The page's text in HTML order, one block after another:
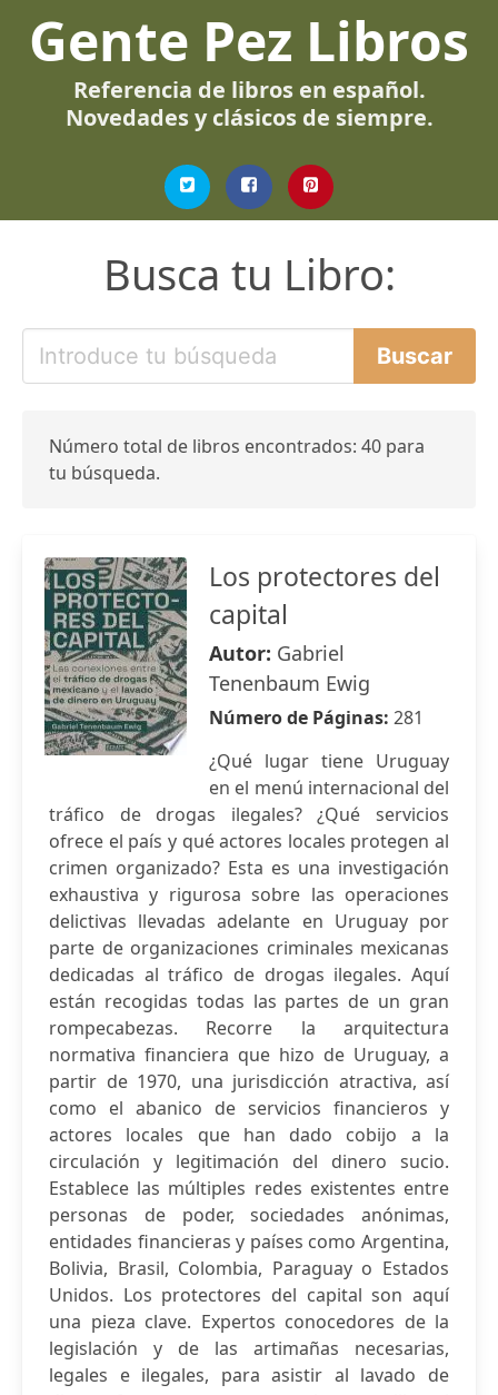
Gente Pez Libros
Referencia de libros en español.
Novedades y clásicos de siempre.
Busca tu Libro:
Número total de libros encontrados: 40 para
tu búsqueda.
Los protectores del
capital
Autor: Gabriel
Tenenbaum Ewig
Número de Páginas: 281
¿Qué lugar tiene Uruguay
en el menú internacional del
tráfico de drogas ilegales? ¿Qué servicios
ofrece el país y qué actores locales protegen al
crimen organizado? Esta es una investigación
exhaustiva y rigurosa sobre las operaciones
delictivas llevadas adelante en Uruguay por
parte de organizaciones criminales mexicanas
dedicadas al tráfico de drogas ilegales. Aquí
están recogidas todas las partes de un gran
rompecabezas. Recorre la arquitectura
normativa financiera que hizo de Uruguay, a
partir de 1970, una jurisdicción atractiva, así
como el abanico de servicios financieros y
actores locales que han dado cobijo a la
circulación y legitimación del dinero sucio.
Establece las múltiples redes existentes entre
personas de poder, sociedades anónimas,
entidades financieras y países como Argentina,
Bolivia, Brasil, Colombia, Paraguay o Estados
Unidos. Los protectores del capital son aquí
una pieza clave. Expertos conocedores de la
legislación y de las artimañas necesarias,
legales e ilegales, para asistir al lavado de